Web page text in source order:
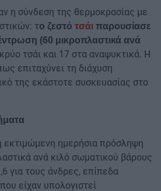
η σύνδεση της θερμοκρασίας με
το ζεστό τσάι παρουσίασε
(60 μικροπλαστικά ανά
τσάι και 17 στα αναψυκτικά. Η
επιταχύνει τη διάχυση
της εκάστοτε συσκευασίας στο
εκτιμώμενη ημερήσια πρόσληψη
ανά κιλό σωματικού βάρους
για τους άνδρες, επίπεδα
είχαν υπολογιστεί